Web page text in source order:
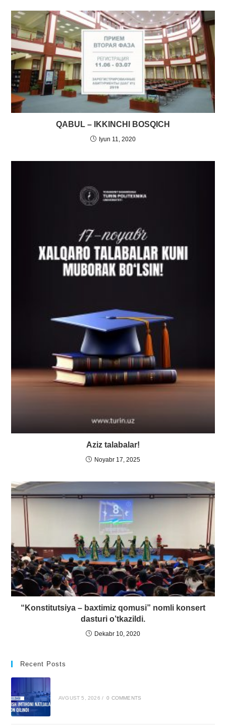
QABUL – IKKINCHI BOSQICH
Iyun 11, 2020
Aziz talabalar!
Noyabr 17, 2025
“Konstitutsiya – baxtimiz qomusi” nomli konsert
dasturi o’tkazildi.
Dekabr 10, 2020
Recent Posts
AVGUST 5, 2026 / 0 COMMENTS